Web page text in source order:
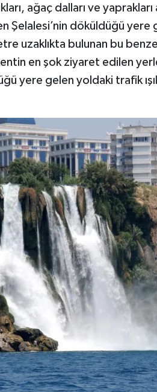
ağaç dalları ve
Şelalesi’nin döküldüğü
uzaklıkta bulunan bu
en şok ziyaret edilen
yere gelen yoldaki trafik